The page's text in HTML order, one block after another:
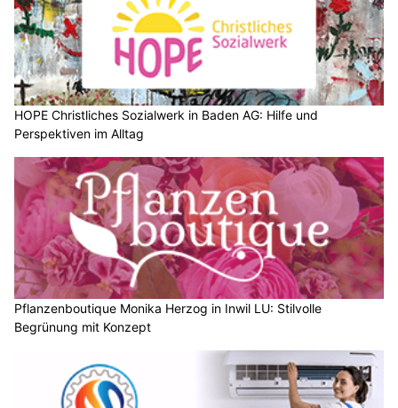
HOPE Christliches Sozialwerk in Baden AG: Hilfe und
Perspektiven im Alltag
Pflanzenboutique Monika Herzog in Inwil LU: Stilvolle
Begrünung mit Konzept